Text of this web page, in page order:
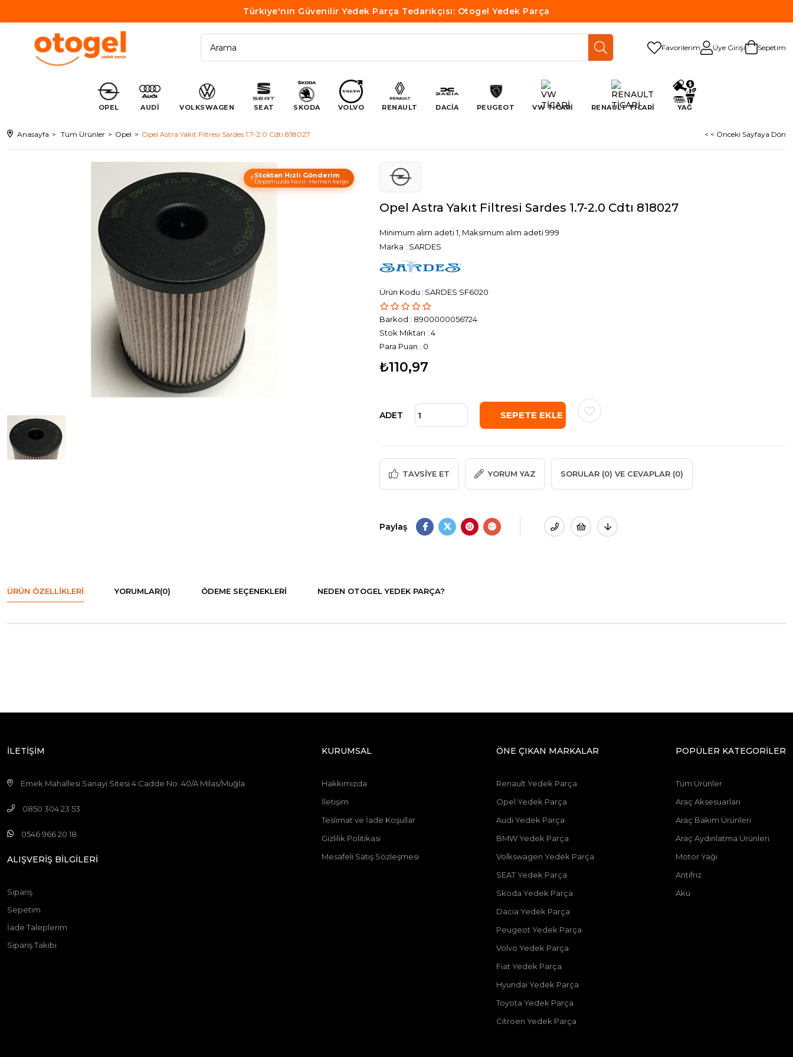
Türkiye'nin Güvenilir Yedek Parça Tedarikçisi: Otogel Yedek Parça
Favorilerim Üye Girişi Sepetim
OPEL AUDİ VOLKSWAGEN SEAT SKODA VOLVO RENAULT DACİA PEUGEOT VW TİCARİ RENAULT TİCARİ YAĞ
Anasayfa Tüm Ürünler Opel Opel Astra Yakıt Filtresi Sardes 1.7-2.0 Cdtı 818027 < < Önceki Sayfaya Dön
⚡Stoktan Hızlı Gönderim
Depomuzda hazır · Hemen kargo
Opel Astra Yakıt Filtresi Sardes 1.7-2.0 Cdtı 818027
Minimum alım adeti 1, Maksimum alım adeti 999
Marka : SARDES
SARDES SF6020
Barkod : 8900000056724
Stok Miktarı : 4
Para Puan : 0
₺110,97
ADET
TAVSIYE ET YORUM YAZ SORULAR (0) VE CEVAPLAR (0)
Paylaş
ÜRÜN ÖZELLIKLERI YORUMLAR(0) ÖDEME SEÇENEKLERI NEDEN OTOGEL YEDEK PARÇA?
İLETİŞİM
Emek Mahallesi Sanayi Sitesi 4.Cadde No: 40/A Milas/Muğla
0850 304 23 53
0546 966 20 18
ALIŞVERİŞ BİLGİLERİ
Sipariş
Sepetim
İade Taleplerim
Sipariş Takibi
KURUMSAL
Hakkımızda
İletişim
Teslimat ve İade Koşullar
Gizlilik Politikası
Mesafeli Satış Sözleşmesi
ÖNE ÇIKAN MARKALAR
Renault Yedek Parça
Opel Yedek Parça
Audi Yedek Parça
BMW Yedek Parça
Volkswagen Yedek Parça
SEAT Yedek Parça
Skoda Yedek Parça
Dacia Yedek Parça
Peugeot Yedek Parça
Volvo Yedek Parça
Fiat Yedek Parça
Hyundai Yedek Parça
Toyota Yedek Parça
Citroen Yedek Parça
POPÜLER KATEGORİLER
Tüm Ürünler
Araç Aksesuarları
Araç Bakım Ürünleri
Araç Aydınlatma Ürünleri
Motor Yağı
Antifriz
Akü